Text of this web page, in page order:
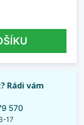
Rádi vám
570
17